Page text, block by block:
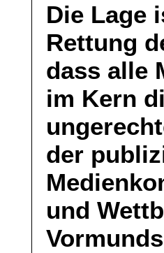
Die Lage
Rettung
dass alle
im Kern
der
und